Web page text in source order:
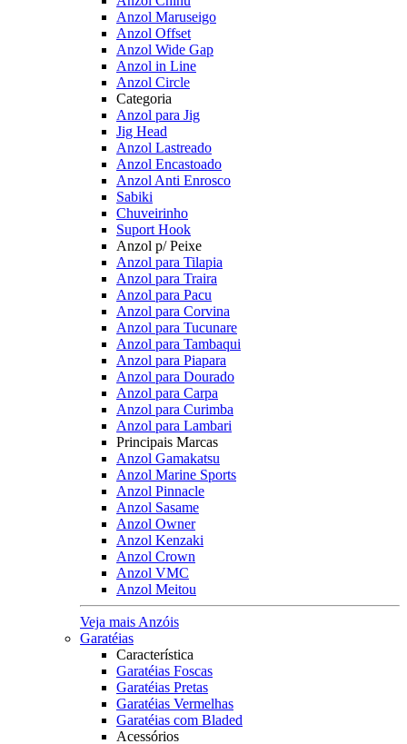
Anzol Maruseigo
Anzol Offset
Anzol Wide Gap
Anzol in Line
Anzol Circle
Categoria
Anzol para Jig
Jig Head
Anzol Lastreado
Anzol Encastoado
Anzol Anti Enrosco
Sabiki
Chuveirinho
Suport Hook
Anzol p/ Peixe
Anzol para Tilapia
Anzol para Traira
Anzol para Pacu
Anzol para Corvina
Anzol para Tucunare
Anzol para Tambaqui
Anzol para Piapara
Anzol para Dourado
Anzol para Carpa
Anzol para Curimba
Anzol para Lambari
Principais Marcas
Anzol Gamakatsu
Anzol Marine Sports
Anzol Pinnacle
Anzol Sasame
Anzol Owner
Anzol Kenzaki
Anzol Crown
Anzol VMC
Anzol Meitou
Veja mais Anzóis
Garatéias
Característica
Garatéias Foscas
Garatéias Pretas
Garatéias Vermelhas
Garatéias com Bladed
Acessórios